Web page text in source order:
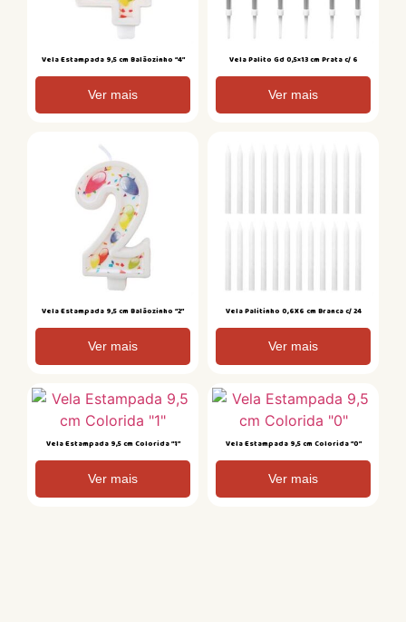
Vela Estampada 9,5 cm Balãozinho “4”
Ver mais
Vela Palito Gd 0,5×13 cm Prata c/ 6
Ver mais
Vela Estampada 9,5 cm Balãozinho “2”
Ver mais
Vela Palitinho 0,6X6 cm Branca c/ 24
Ver mais
Vela Estampada 9,5 cm Colorida “1”
Ver mais
Vela Estampada 9,5 cm Colorida “0”
Ver mais